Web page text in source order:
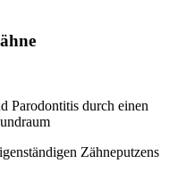
Parodontitis durch einen
Zähneputzens